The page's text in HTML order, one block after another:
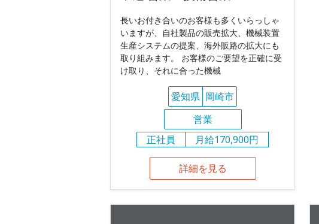
長いお付き合いのお客様も多くいらっしゃ
いますが、自社製品の販売拡大、機械装置
生産システムの提案、海外販路の拡大にも
取り組みます。 お客様のご要望を正確に受
け取り、それに合った機械
愛知県 岡崎市
営業
正社員
月給170,900円
詳細を見る